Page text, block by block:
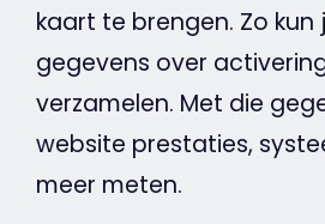
kaart te brengen. Zo kun
gegevens over
verzamelen. Met die
website prestaties,
meer meten.